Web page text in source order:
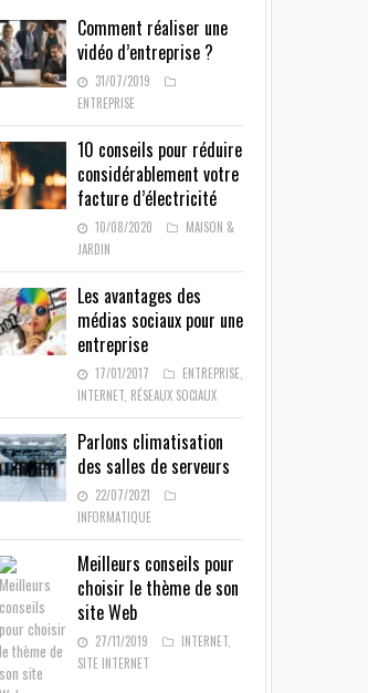
Comment réaliser une
vidéo d’entreprise ?
31/07/2019
ENTREPRISE
10 conseils pour réduire
considérablement votre
facture d’électricité
10/08/2020
MAISON &
JARDIN
Les avantages des
médias sociaux pour une
entreprise
17/01/2017 ENTREPRISE
INTERNET, RÉSEAUX SOCIAUX
Parlons climatisation
des salles de serveurs
22/07/2021
INFORMATIQUE
Meilleurs conseils pour
choisir le thème de son
site Web
27/11/2019 INTERNET,
SITE INTERNET